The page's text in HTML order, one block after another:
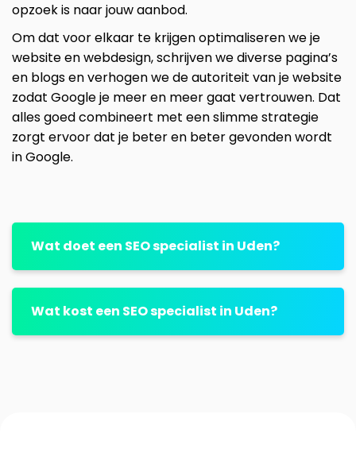
opzoek is naar jouw aanbod.
Om dat voor elkaar te krijgen optimaliseren we je
website en webdesign, schrijven we diverse pagina’s
en blogs en verhogen we de autoriteit van je website
zodat Google je meer en meer gaat vertrouwen. Dat
alles goed combineert met een slimme strategie
zorgt ervoor dat je beter en beter gevonden wordt
in Google.
Wat doet een SEO specialist in Uden?
Wat kost een SEO specialist in Uden?